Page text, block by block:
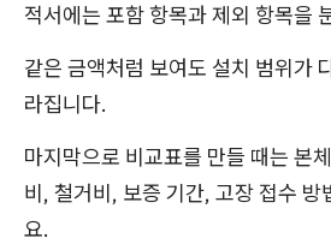
적서에는 포함 항목과 제외 항목을
같은 금액처럼 보여도 설치 범위가
라집니다.
마지막으로 비교표를 만들 때는 본
비, 철거비, 보증 기간, 고장 접수 방
요.